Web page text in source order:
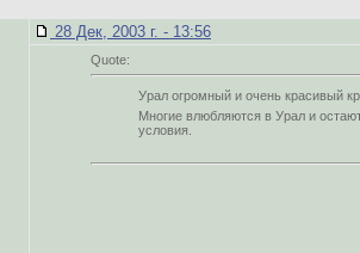
28 Дек, 2003 г. - 13:56
Quote:
Урал огромный и очень красивый
Многие влюбляются в Урал и
условия.